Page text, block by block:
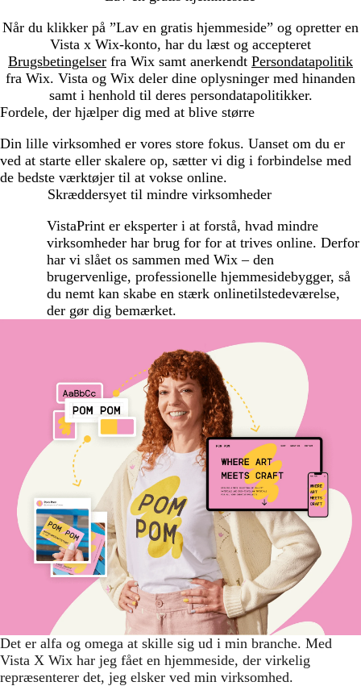
Når du klikker på ”Lav en gratis hjemmeside” og opretter en
Vista x Wix-konto, har du læst og accepteret
Brugsbetingelser fra Wix samt anerkendt Persondatapolitik
fra Wix. Vista og Wix deler dine oplysninger med hinanden
samt i henhold til deres persondatapolitikker.
Fordele, der hjælper dig med at blive større
Din lille virksomhed er vores store fokus. Uanset om du er
ved at starte eller skalere op, sætter vi dig i forbindelse med
de bedste værktøjer til at vokse online.
Skræddersyet til mindre virksomheder
VistaPrint er eksperter i at forstå, hvad mindre
virksomheder har brug for for at trives online. Derfor
har vi slået os sammen med Wix – den
brugervenlige, professionelle hjemmesidebygger, så
du nemt kan skabe en stærk onlinetilstedeværelse,
der gør dig bemærket.
Det er alfa og omega at skille sig ud i min branche. Med
Vista X Wix har jeg fået en hjemmeside, der virkelig
repræsenterer det, jeg elsker ved min virksomhed.